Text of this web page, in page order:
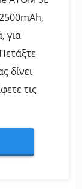
για
δίνει
τις